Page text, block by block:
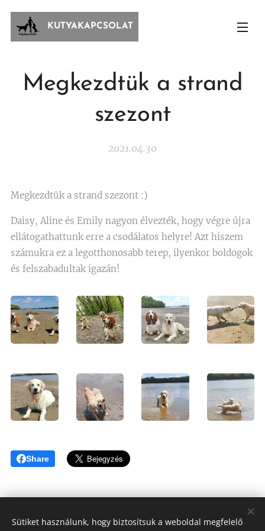
KUTYAKAPCSOLAT
Megkezdtük a strand
szezont
2021.04.30
Megkezdtük a strand szezont :)
Daisy, Aline és Emily nagyon élvezték, hogy végre újra
ellátogathattunk erre a csodálatos helyre! Azt hiszem
számukra ez a legotthonosabb terep, ilyenkor boldogok
és felszabadultak igazán!
Share
Sütiket használunk, hogy biztosítsuk a weboldal megfelelő